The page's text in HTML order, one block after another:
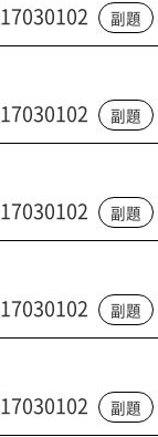
17030102 副題
17030102 副題
17030102 副題
17030102 副題
17030102 副題